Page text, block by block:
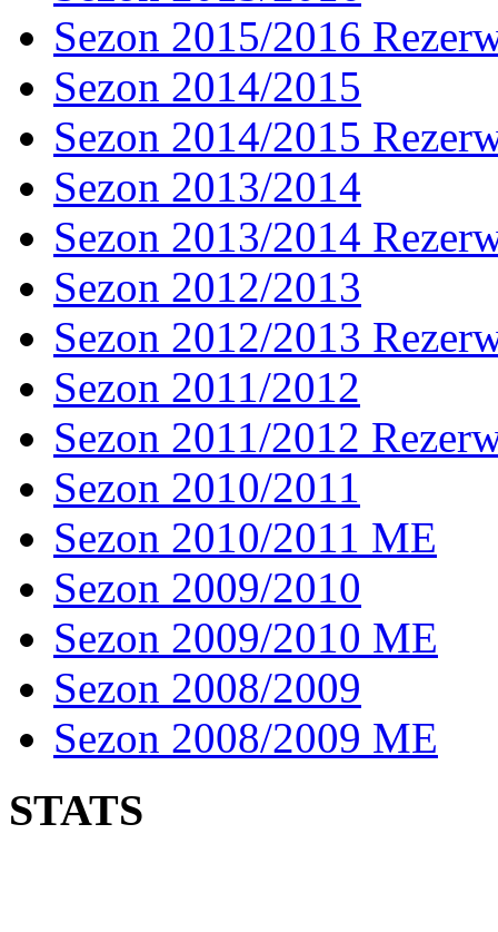
Sezon 2015/2016
Sezon 2014/2015
Sezon 2014/2015
Sezon 2013/2014
Sezon 2013/2014
Sezon 2012/2013
Sezon 2012/2013
Sezon 2011/2012
Sezon 2011/2012
Sezon 2010/2011
Sezon 2010/2011 ME
Sezon 2009/2010
Sezon 2009/2010 ME
Sezon 2008/2009
Sezon 2008/2009 ME
STATS